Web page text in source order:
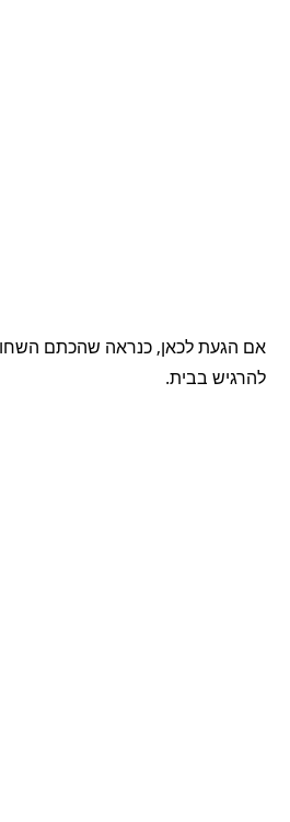
אם הגעת לכאן, כנראה שהכתם
להרגיש בבית.